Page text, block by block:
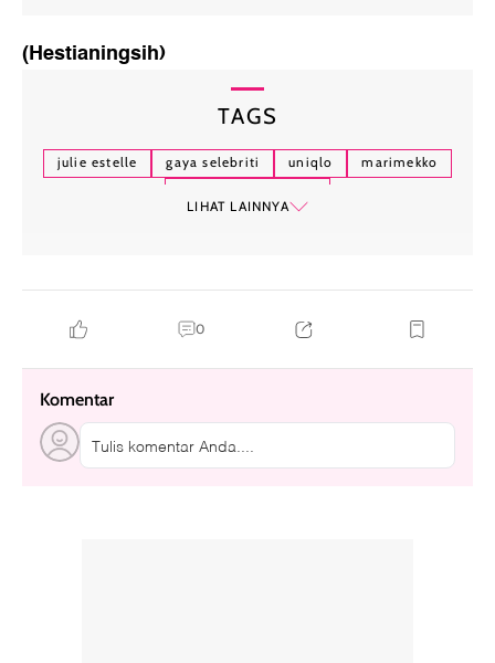
(Hestianingsih)
TAGS
julie estelle gaya selebriti uniqlo
marimekko
LIHAT LAINNYA
0
Komentar
Tulis komentar Anda....